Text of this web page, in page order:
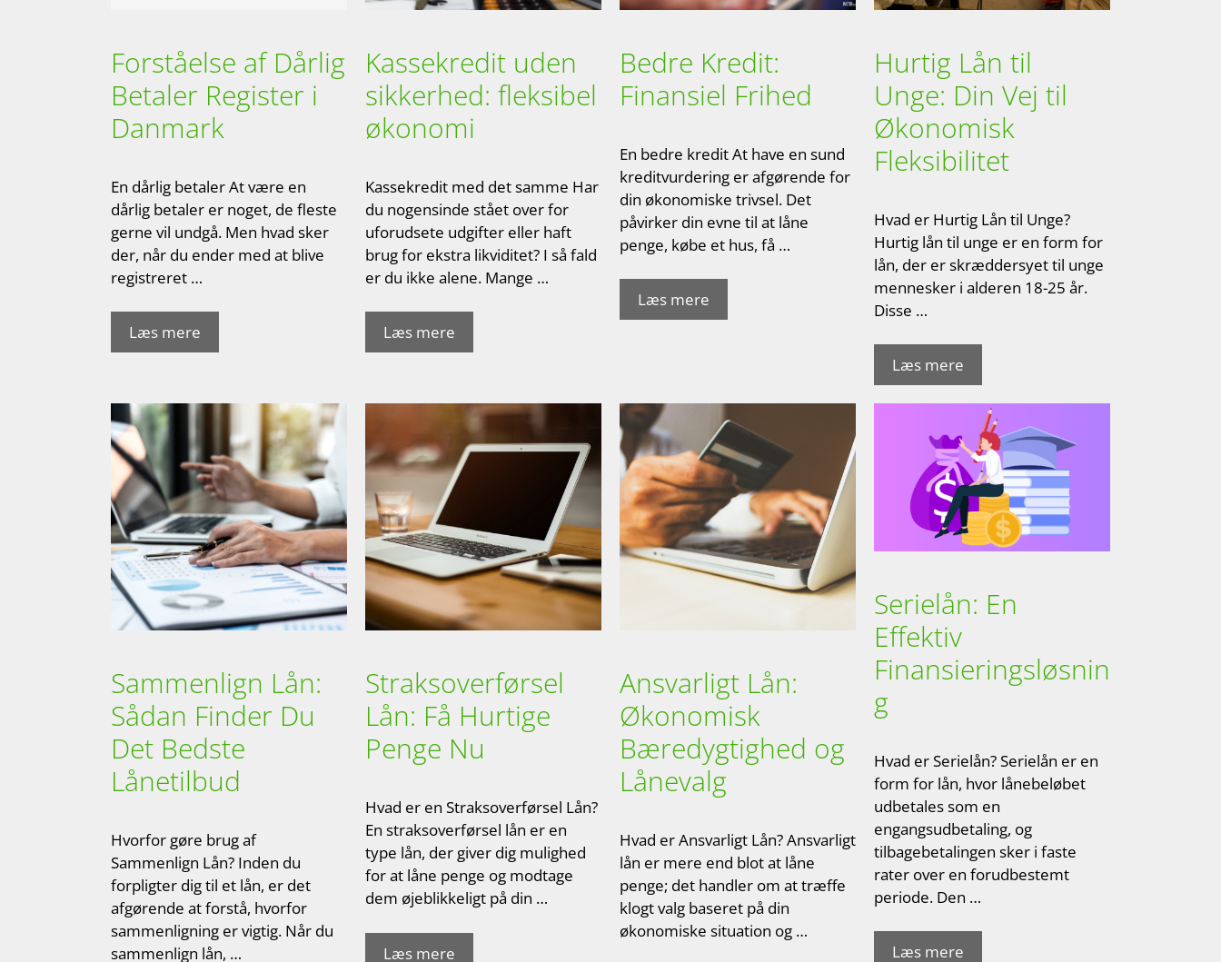
Forståelse af Dårlig
Betaler Register i
Danmark
En dårlig betaler At være en
dårlig betaler er noget, de fleste
gerne vil undgå. Men hvad sker
der, når du ender med at blive
registreret …
Læs mere
Kassekredit uden
sikkerhed: fleksibel
økonomi
Kassekredit med det samme Har
du nogensinde stået over for
uforudsete udgifter eller haft
brug for ekstra likviditet? I så fald
er du ikke alene. Mange …
Læs mere
Bedre Kredit:
Finansiel Frihed
En bedre kredit At have en sund
kreditvurdering er afgørende for
din økonomiske trivsel. Det
påvirker din evne til at låne
penge, købe et hus, få …
Læs mere
Hurtig Lån til
Unge: Din Vej til
Økonomisk
Fleksibilitet
Hvad er Hurtig Lån til Unge?
Hurtig lån til unge er en form for
lån, der er skræddersyet til unge
mennesker i alderen 18-25 år.
Disse …
Læs mere
Sammenlign Lån:
Sådan Finder Du
Det Bedste
Lånetilbud
Hvorfor gøre brug af
Sammenlign Lån? Inden du
forpligter dig til et lån, er det
afgørende at forstå, hvorfor
sammenligning er vigtig. Når du
sammenlign lån, …
Straksoverførsel
Lån: Få Hurtige
Penge Nu
Hvad er en Straksoverførsel Lån?
En straksoverførsel lån er en
type lån, der giver dig mulighed
for at låne penge og modtage
dem øjeblikkeligt på din …
Læs mere
Ansvarligt Lån:
Økonomisk
Bæredygtighed og
Lånevalg
Hvad er Ansvarligt Lån? Ansvarligt
lån er mere end blot at låne
penge; det handler om at træffe
klogt valg baseret på din
økonomiske situation og …
Serielån: En
Effektiv
Finansieringsløsnin
g
Hvad er Serielån? Serielån er en
form for lån, hvor lånebeløbet
udbetales som en
engangsudbetaling, og
tilbagebetalingen sker i faste
rater over en forudbestemt
periode. Den …
Læs mere